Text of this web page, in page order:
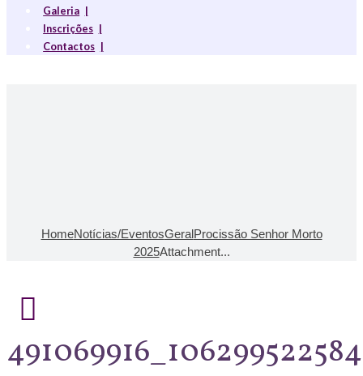
Galeria
Inscrições
Contactos
HomeNotícias/EventosGeralProcissão Senhor Morto
2025Attachment...